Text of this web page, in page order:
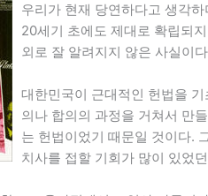
우리가 현재 당연하다고 생각
20세기 초에도 제대로 확립되
외로 잘 알려지지 않은 사실이
대한민국이 근대적인 헌법을
의나 합의의 과정을 거쳐서 만
는 헌법이었기 때문일 것이다.
치사를 접할 기회가 많이 있었